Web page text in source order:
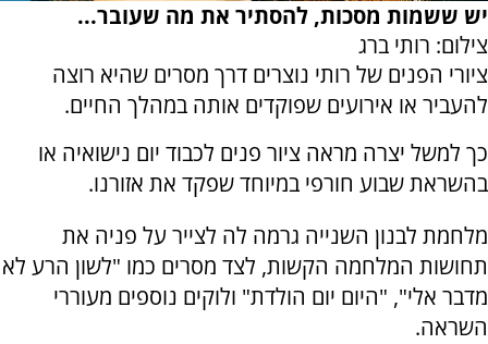
יש ששמות מסכות, להסתיר את מה שעובר...
צילום: רותי ברג
ציורי הפנים של רותי נוצרים דרך מסרים שהיא רוצה
להעביר או אירועים שפוקדים אותה במהלך החיים.
כך למשל יצרה מראה ציור פנים לכבוד יום נישואיה או
בהשראת שבוע חורפי במיוחד שפקד את אזורנו.
מלחמת לבנון השנייה גרמה לה לצייר על פניה את
תחושות המלחמה הקשות, לצד מסרים כמו "לשון הרע לא
מדבר אלי", "היום יום הולדת" ולוקים נוספים מעוררי
השראה.